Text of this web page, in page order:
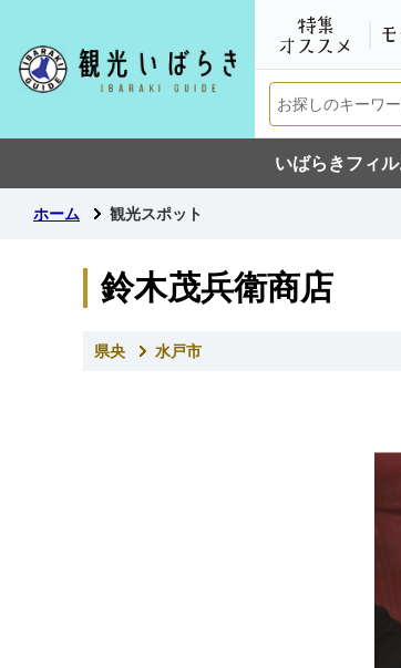
いばらきフィ
ホーム 観光スポット
鈴木茂兵衛商店
県央 水戸市